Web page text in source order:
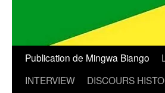
Publication de Mingwa Biango
INTERVIEW
DISCOURS